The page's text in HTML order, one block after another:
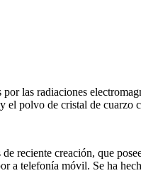
las radiaciones
el polvo de cristal de cuarzo
reciente creación, que
a telefonía móvil. Se ha